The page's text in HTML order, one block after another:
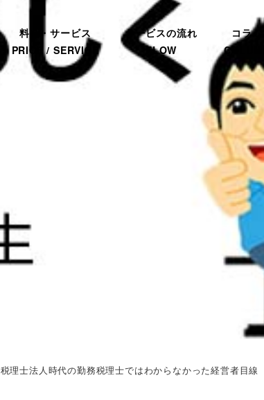
料金・サービス
PRICE / SERVICE
サービスの流れ
FLOW
コラム
COLUMN
税理士法人時代の勤務税理士ではわからなかった経営者目線